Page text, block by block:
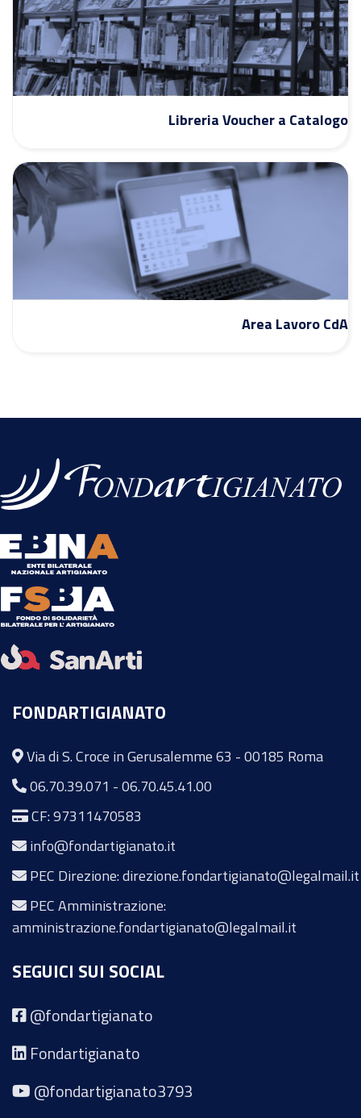
Libreria Voucher a Catalogo
Area Lavoro CdA
FONDARTIGIANATO
Via di S. Croce in Gerusalemme 63 - 00185 Roma
06.70.39.071 -06.70.45.41.00
CF: 97311470583
info@fondartigianato.it
PEC Direzione: direzione.fondartigianato@legalmail.it
PEC Amministrazione:
amministrazione.fondartigianato@legalmail.it
SEGUICI SUI SOCIAL
@fondartigianato
Fondartigianato
@fondartigianato3793